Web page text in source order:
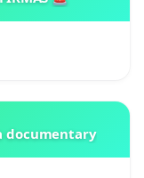
documentary